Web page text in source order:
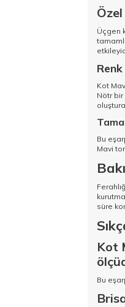
Üçgen
Kot
Nötr
Bu
Mavi
süre
Kot
Bu